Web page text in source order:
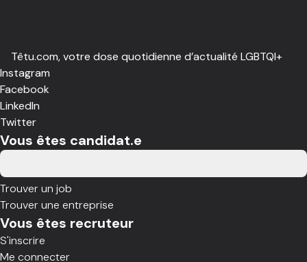
Têtu.com, votre dose quotidienne d’actualité LGBTQI+
Instagram
Facebook
LinkedIn
Twitter
Vous êtes candidat.e
Trouver un job
Trouver une entreprise
Vous êtes recruteur
S'inscrire
Me connecter